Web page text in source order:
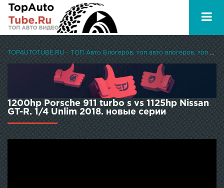
TOPAUTOTUBE.RU - ТОП Авто Блогеров, топ авто влогеров, топ авто ютуберов
1200hp Porsche 911 turbo s vs 1125hp Nissan
GT-R. 1/4 Unlim 2018. новые серии